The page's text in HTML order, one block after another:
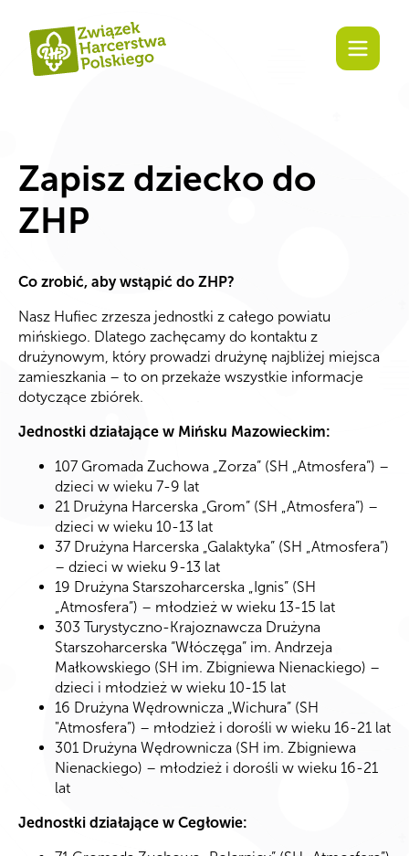
Zapisz dziecko do
ZHP
Co zrobić, aby wstąpić do ZHP?
Nasz Hufiec zrzesza jednostki z całego powiatu
mińskiego. Dlatego zachęcamy do kontaktu z
drużynowym, który prowadzi drużynę najbliżej miejsca
zamieszkania – to on przekaże wszystkie informacje
dotyczące zbiórek.
Jednostki działające w Mińsku Mazowieckim:
107 Gromada Zuchowa „Zorza” (SH „Atmosfera”) –
dzieci w wieku 7-9 lat
21 Drużyna Harcerska „Grom” (SH „Atmosfera”) –
dzieci w wieku 10-13 lat
37 Drużyna Harcerska „Galaktyka” (SH „Atmosfera”)
– dzieci w wieku 9-13 lat
19 Drużyna Starszoharcerska „Ignis” (SH
„Atmosfera”) – młodzież w wieku 13-15 lat
303 Turystyczno-Krajoznawcza Drużyna
Starszoharcerska “Włóczęga” im. Andrzeja
Małkowskiego (SH im. Zbigniewa Nienackiego) –
dzieci i młodzież w wieku 10-15 lat
16 Drużyna Wędrownicza „Wichura” (SH
"Atmosfera”) – młodzież i dorośli w wieku 16-21 lat
301 Drużyna Wędrownicza (SH im. Zbigniewa
Nienackiego) – młodzież i dorośli w wieku 16-21
lat
Jednostki działające w Cegłowie: